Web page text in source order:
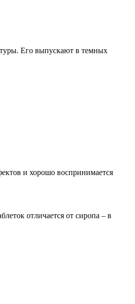
Его выпускают в темных
и хорошо воспринимается
отличается от сиропа – в